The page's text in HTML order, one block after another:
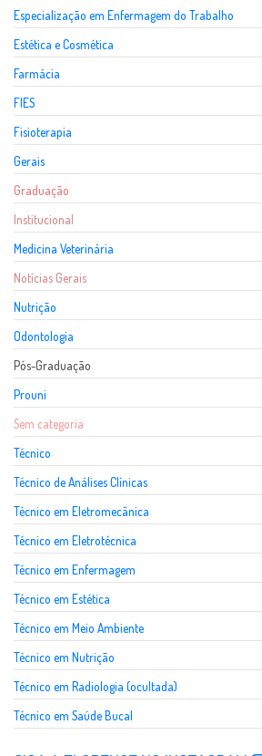
Especialização em Enfermagem do Trabalho
Estética e Cosmética
Farmácia
FIES
Fisioterapia
Gerais
Graduação
Institucional
Medicina Veterinária
Notícias Gerais
Nutrição
Odontologia
Pós-Graduação
Prouni
Sem categoria
Técnico
Técnico de Análises Clínicas
Técnico em Eletromecânica
Técnico em Eletrotécnica
Técnico em Enfermagem
Técnico em Estética
Técnico em Meio Ambiente
Técnico em Nutrição
Técnico em Radiologia (ocultada)
Técnico em Saúde Bucal